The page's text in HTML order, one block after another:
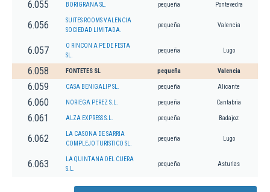
6.055 BORIGRANA SL. pequeña Pontevedra
6.056
SUITES ROOMS VALENCIA
SOCIEDAD LIMITADA.
pequeña Valencia
6.057
O RINCON A PE DE FESTA
SL.
pequeña Lugo
6.058 FONTETES SL pequeña Valencia
6.059 CASA BENIGALIP SL. pequeña Alicante
6.060 NORIEGA PEREZ S.L. pequeña Cantabria
6.061 ALZA EXPRESS S.L. pequeña Badajoz
6.062
LA CASONA DE SARRIA
COMPLEJO TURISTICO SL.
pequeña Lugo
6.063
LA QUINTANA DEL CUERA
S.L.
pequeña Asturias